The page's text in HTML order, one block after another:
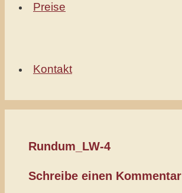
Preise
Kontakt
Rundum_LW-4
Schreibe einen Kommentar